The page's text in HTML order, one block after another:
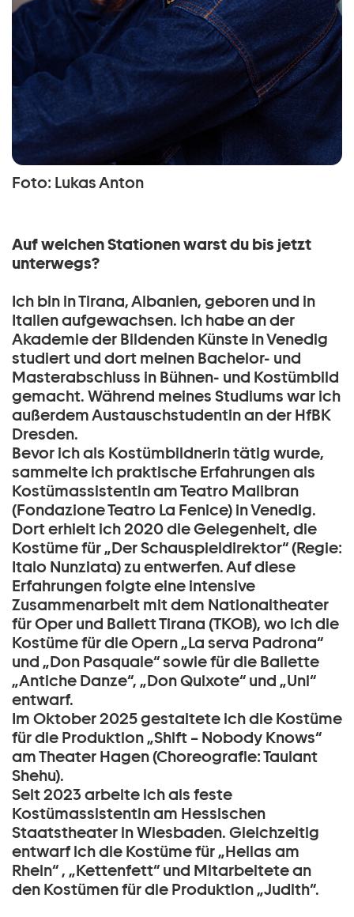
Foto: Lukas Anton
Auf welchen Stationen warst du bis jetzt
unterwegs?
Ich bin in Tirana, Albanien, geboren und in
Italien aufgewachsen. Ich habe an der
Akademie der Bildenden Künste in Venedig
studiert und dort meinen Bachelor- und
Masterabschluss in Bühnen- und Kostümbild
gemacht. Während meines Studiums war ich
außerdem Austauschstudentin an der HfBK
Dresden.
Bevor ich als Kostümbildnerin tätig wurde,
sammelte ich praktische Erfahrungen als
Kostümassistentin am Teatro Malibran
(Fondazione Teatro La Fenice) in Venedig.
Dort erhielt ich 2020 die Gelegenheit, die
Kostüme für „Der Schauspieldirektor“ (Regie:
Italo Nunziata) zu entwerfen. Auf diese
Erfahrungen folgte eine intensive
Zusammenarbeit mit dem Nationaltheater
für Oper und Ballett Tirana (TKOB), wo ich die
Kostüme für die Opern „La serva Padrona“
und „Don Pasquale“ sowie für die Ballette
„Antiche Danze“, „Don Quixote“ und „Uni“
entwarf.
Im Oktober 2025 gestaltete ich die Kostüme
für die Produktion „Shift – Nobody Knows“
am Theater Hagen (Choreografie: Taulant
Shehu).
Seit 2023 arbeite ich als feste
Kostümassistentin am Hessischen
Staatstheater in Wiesbaden. Gleichzeitig
entwarf ich die Kostüme für „Hellas am
Rhein“ , „Kettenfett“ und Mitarbeitete an
den Kostümen für die Produktion „Judith“.